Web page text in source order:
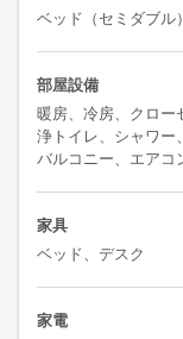
ベッド（セミダブ
部屋設備
暖房、冷房、クロー
浄トイレ、シャワー
バルコニー、エアコ
家具
ベッド、デスク
家電